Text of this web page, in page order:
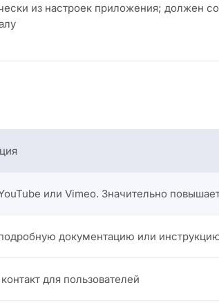
из настроек приложения; должен
или Vimeo. Значительно
документацию или
для пользователей